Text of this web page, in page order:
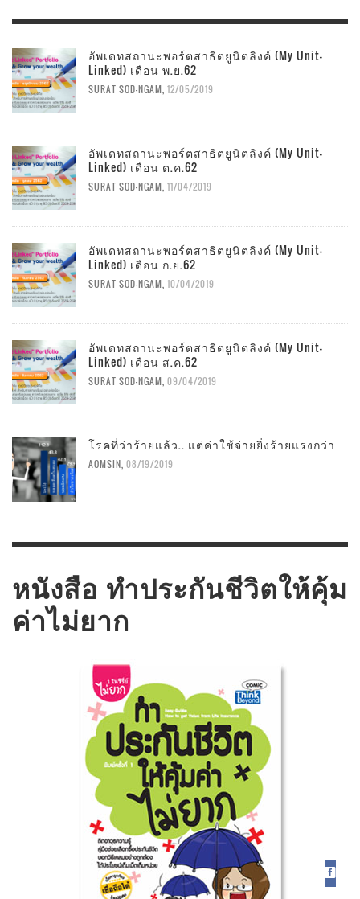
อัพเดทสถานะพอร์ตสาธิตยูนิตลิงค์ (My Unit-
Linked) เดือน พ.ย.62
SURAT SOD-NGAM 12/05/2019
อัพเดทสถานะพอร์ตสาธิตยูนิตลิงค์ (My Unit-
Linked) เดือน ต.ค.62
SURAT SOD-NGAM 11/04/2019
อัพเดทสถานะพอร์ตสาธิตยูนิตลิงค์ (My Unit-
Linked) เดือน ก.ย.62
SURAT SOD-NGAM 10/04/2019
อัพเดทสถานะพอร์ตสาธิตยูนิตลิงค์ (My Unit-
Linked) เดือน ส.ค.62
SURAT SOD-NGAM 09/04/2019
โรคที่ว่าร้ายแล้ว.. แต่ค่าใช้จ่ายยิ่งร้ายแรงกว่า
AOMSIN 08/19/2019
หนังสือ ทำประกันชีวิตให้คุ้ม
ค่าไม่ยาก